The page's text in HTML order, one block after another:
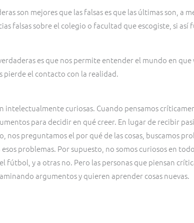
son mejores que las falsas es que las últimas son, a
falsas sobre el colegio o facultad que escogiste, si
es que nos permite entender el mundo en que
pierde el contacto con la realidad.
intelectualmente curiosas. Cuando pensamos
para decidir en qué creer. En lugar de recibir
nos preguntamos el por qué de las cosas, buscamos
problemas. Por supuesto, no somos curiosos en
fútbol, y a otras no. Pero las personas que piensan
argumentos y quieren aprender cosas nuevas.